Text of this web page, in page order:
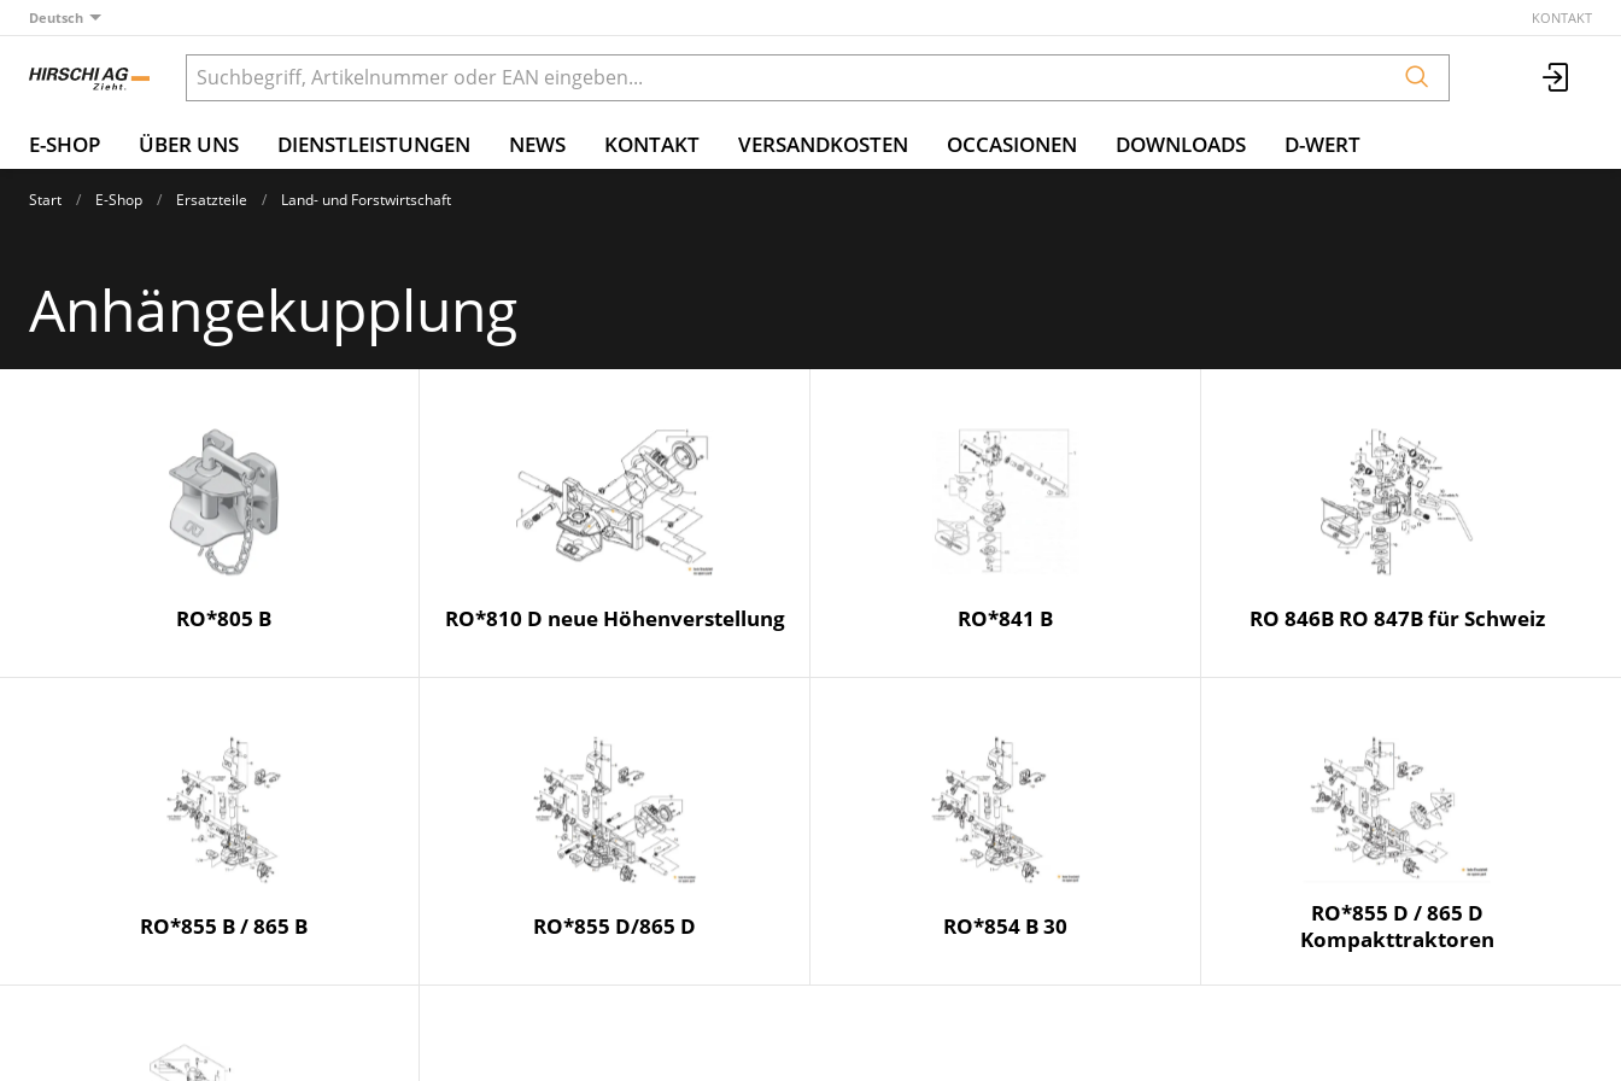
Deutsch KONTAKT
E-SHOP ÜBER UNS DIENSTLEISTUNGEN NEWS KONTAKT VERSANDKOSTEN OCCASIONEN DOWNLOADS D-WERT
Start E-Shop Ersatzteile Land- und Forstwirtschaft
Anhängekupplung
RO*805 B RO*810 D neue Höhenverstellung RO*841 B RO 846B RO 847B für Schweiz
RO*855 B / 865 B RO*855 D/865 D RO*854 B 30
RO*855 D / 865 D
Kompakttraktoren